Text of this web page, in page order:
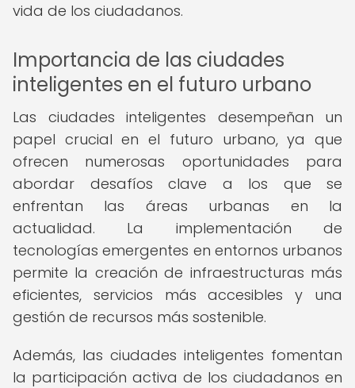
vida de los ciudadanos.
Importancia de las ciudades
inteligentes en el futuro urbano
Las ciudades inteligentes desempeñan un
papel crucial en el futuro urbano, ya que
ofrecen numerosas oportunidades para
abordar desafíos clave a los que se
enfrentan las áreas urbanas en la
actualidad. La implementación de
tecnologías emergentes en entornos urbanos
permite la creación de infraestructuras más
eficientes, servicios más accesibles y una
gestión de recursos más sostenible.
Además, las ciudades inteligentes fomentan
la participación activa de los ciudadanos en